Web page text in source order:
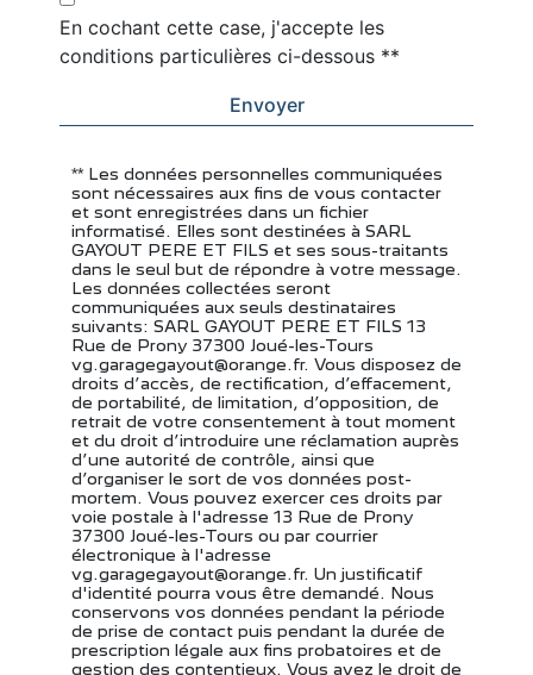
En cochant cette case, j'accepte les
conditions particulières ci-dessous **
Envoyer
** Les données personnelles communiquées
sont nécessaires aux fins de vous contacter
et sont enregistrées dans un fichier
informatisé. Elles sont destinées à SARL
GAYOUT PERE ET FILS et ses sous-traitants
dans le seul but de répondre à votre message.
Les données collectées seront
communiquées aux seuls destinataires
suivants: SARL GAYOUT PERE ET FILS 13
Rue de Prony 37300 Joué-les-Tours
vg.garagegayout@orange.fr. Vous disposez de
droits d’accès, de rectification, d’effacement,
de portabilité, de limitation, d’opposition, de
retrait de votre consentement à tout moment
et du droit d’introduire une réclamation auprès
d’une autorité de contrôle, ainsi que
d’organiser le sort de vos données post-
mortem. Vous pouvez exercer ces droits par
voie postale à l'adresse 13 Rue de Prony
37300 Joué-les-Tours ou par courrier
électronique à l'adresse
vg.garagegayout@orange.fr. Un justificatif
d'identité pourra vous être demandé. Nous
conservons vos données pendant la période
de prise de contact puis pendant la durée de
prescription légale aux fins probatoires et de
gestion des contentieux. Vous avez le droit de